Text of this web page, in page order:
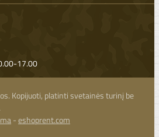
17.00
Kopijuoti, platinti svetainės turinį be
-eshoprent.com